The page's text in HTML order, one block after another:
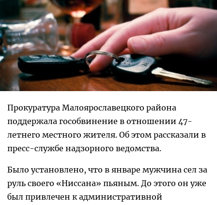
Прокуратура Малоярославецкого района
поддержала гособвинение в отношении 47-
летнего местного жителя. Об этом рассказали в
пресс-службе надзорного ведомства.
Было установлено, что в январе мужчина сел за
руль своего «Ниссана» пьяным. До этого он уже
был привлечен к административной